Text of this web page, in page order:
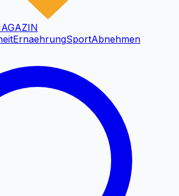
ErnaehrungSportAbnehmen